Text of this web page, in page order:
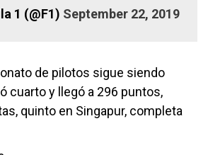
1 (@F1) September 22, 2019
de pilotos sigue siendo
cuarto y llegó a 296 puntos,
quinto en Singapur, completa